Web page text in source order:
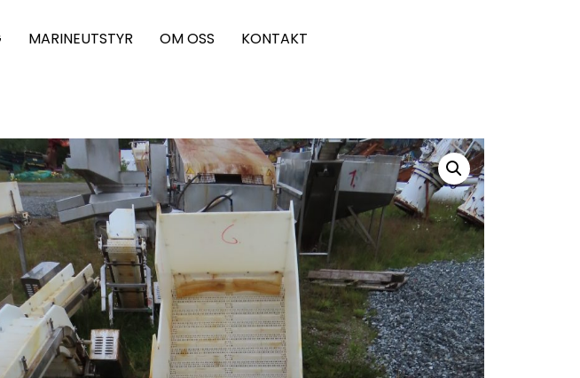
MARINEUTSTYR OM OSS KONTAKT